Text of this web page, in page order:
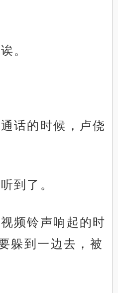
。
话的时候，卢侥
到了。
频铃声响起的时
躲到一边去，被